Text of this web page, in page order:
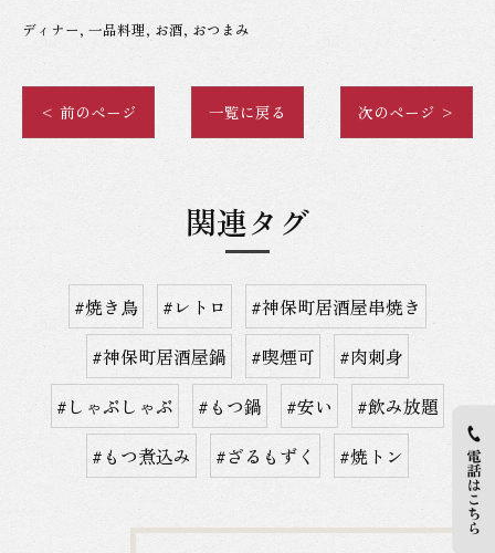
ディナー 一品料理 お酒 おつまみ
< 前のページ 一覧に戻る 次のページ >
関連タグ
#焼き鳥 #レトロ
#神保町居酒屋串焼き
#神保町居酒屋鍋
#喫煙可
#肉刺身
#しゃぶしゃぶ
#もつ鍋 #安い
#飲み放題
#もつ煮込み
#ざるもずく #焼トン